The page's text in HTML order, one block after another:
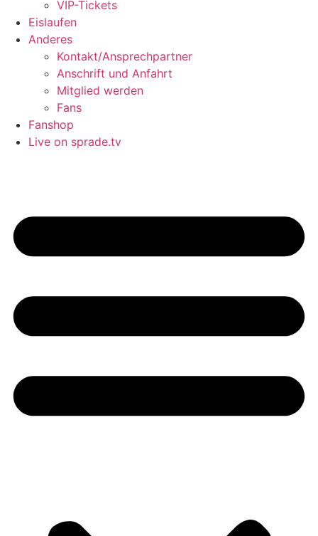
VIP-Tickets
Eislaufen
Anderes
Kontakt/Ansprechpartner
Anschrift und Anfahrt
Mitglied werden
Fans
Fanshop
Live on sprade.tv